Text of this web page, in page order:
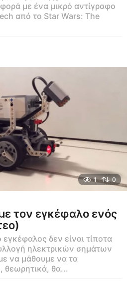
με ένα μικρό αντίγραφο
από το Star Wars: The
1 0
τον εγκέφαλο ενός
δεν είναι τίποτα
ηλεκτρικών σημάτων
να μάθουμε να τα
θεωρητικά, θα...